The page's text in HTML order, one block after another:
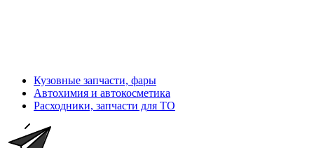
Кузовные запчасти, фары
Автохимия и автокосметика
Расходники, запчасти для ТО